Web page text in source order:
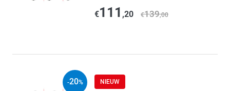
€111 ,20 €139,00
NIEUW
-20%